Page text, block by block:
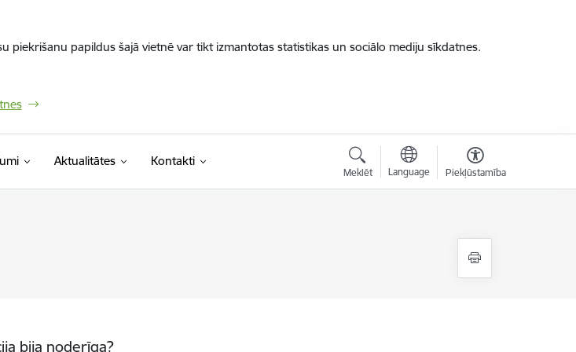
piekrišanu papildus šajā vietnē var tikt izmantotas statistikas un sociālo mediju sīkdatnes.
Aktualitātes Kontakti
Meklēt Language Piekļūstamība
bija noderīga?